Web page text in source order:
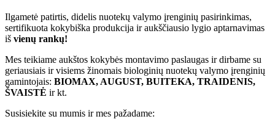
Ilgametė patirtis, didelis nuotekų valymo įrenginių pasirinkimas,
sertifikuota kokybiška produkcija ir aukščiausio lygio aptarnavimas
iš vienų rankų!
Mes teikiame aukštos kokybės montavimo paslaugas ir dirbame su
geriausiais ir visiems žinomais biologinių nuotekų valymo įrenginių
gamintojais: BIOMAX, AUGUST, BUITEKA, TRAIDENIS,
ŠVAISTĖ ir kt.
Susisiekite su mumis ir mes pažadame: